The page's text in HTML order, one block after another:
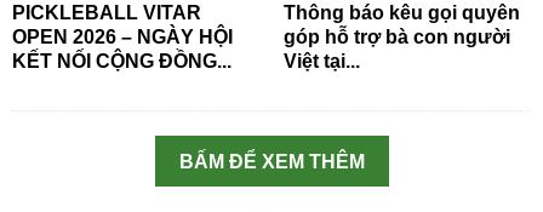
PICKLEBALL VITAR
OPEN 2026 – NGÀY HỘI
KẾT NỐI CỘNG ĐỒNG...
Thông báo kêu gọi quyên
góp hỗ trợ bà con người
Việt tại...
BẤM ĐỂ XEM THÊM